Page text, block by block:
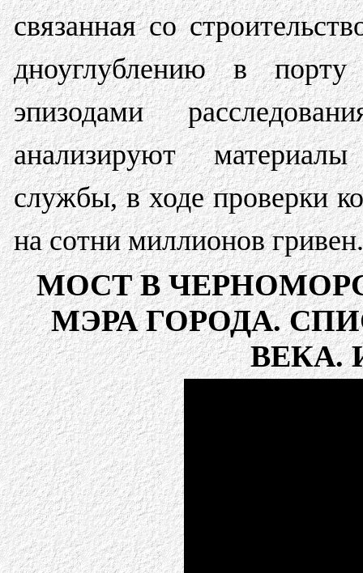
связанная со
дноуглублению в
эпизодами
анализируют материалы
службы, в ходе проверки
на сотни миллионов гривен.
МОСТ В
МЭРА ГОРОДА.
ВЕКА.